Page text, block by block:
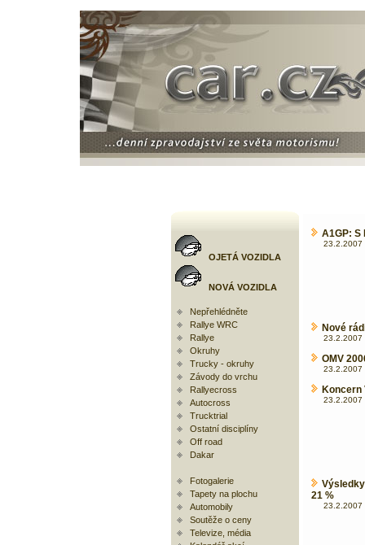
OJETÁ VOZIDLA
NOVÁ VOZIDLA
Nepřehlédněte
Rallye WRC
Rallye
Okruhy
Trucky - okruhy
Závody do vrchu
Rallyecross
Autocross
Trucktrial
Ostatní disciplíny
Off road
Dakar
Fotogalerie
Tapety na plochu
Automobily
Soutěže o ceny
Televize, média
A1GP: S
23.2.2007
Nové
23.2.2007
OMV
23.2.2007
Koncern
23.2.2007
21 %
23.2.2007